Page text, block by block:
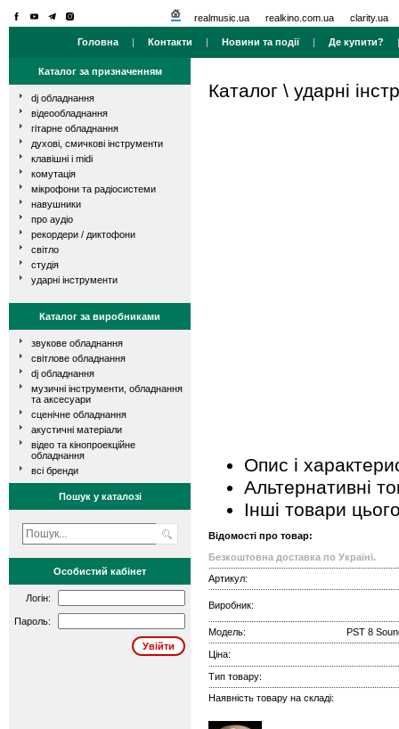
realmusic.ua realkino.com.ua clarity.ua
Головна | Контакти | Новини та події| Де купити?
Каталог за призначенням
dj обладнання
відеообладнання
гітарне обладнання
духові, смичкові інструменти
клавішні і midi
комутація
мікрофони та радіосистеми
навушники
про аудіо
рекордери / диктофони
світло
студія
ударні інструменти
Каталог за виробниками
звукове обладнання
світлове обладнання
dj обладнання
музичні інструменти, обладнання
та аксесуари
сценічне обладнання
акустичні матеріали
відео та кінопроекційне
обладнання
всі бренди
Пошук у каталозі
Особистий кабінет
Логін:
Пароль:
Каталог \ ударні
Опис і
Альтернативні
Інші товари
Відомості про товар:
Безкоштовна доставка по Україні.
Артикул:
Виробник:
Модель: PST 8
Ціна:
Тип товару:
Наявність товару на складі: